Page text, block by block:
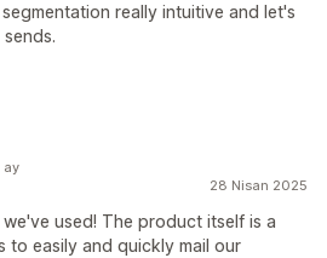
really intuitive and let's
28 Nisan 2025
used! The product itself is a
to easily and quickly mail our
ay